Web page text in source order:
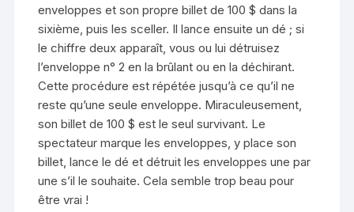
enveloppes et son propre billet de 100 $ dans la
sixième, puis les sceller. Il lance ensuite un dé ; si
le chiffre deux apparaît, vous ou lui détruisez
l’enveloppe n° 2 en la brûlant ou en la déchirant.
Cette procédure est répétée jusqu’à ce qu’il ne
reste qu’une seule enveloppe. Miraculeusement,
son billet de 100 $ est le seul survivant. Le
spectateur marque les enveloppes, y place son
billet, lance le dé et détruit les enveloppes une par
une s’il le souhaite. Cela semble trop beau pour
être vrai !